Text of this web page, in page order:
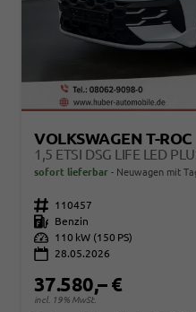
VOLKSWAGEN T-ROC
sofort lieferbar Neuwagen mit
Fahrzeugnr. 110457
Kraftstoff
Benzin
Leistung
110 kW (150 PS)
28.05.2026
37.580,– €
incl. 19% MwSt.